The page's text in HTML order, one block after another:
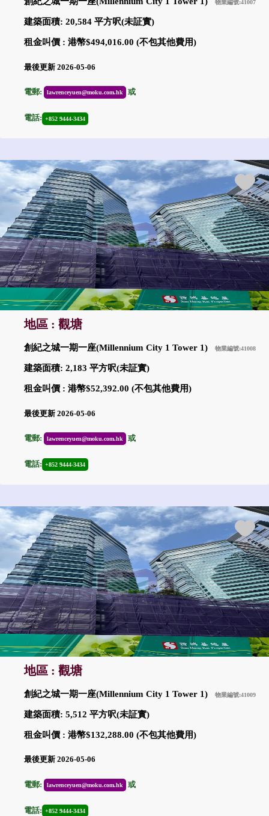
物業編號:41007
建築面積: 20,584 平方呎(未証實)
租金叫價 : 港幣$494,016.00 (不包其他費用)
最後更新 2026-05-06
電郵: lawrenceyuen@moku.com.hk 或
電話: +852 9444-3434
地區 : 觀塘
創紀之城一期一座(Millennium City 1 Tower 1) 物業編號:41008
建築面積: 2,183 平方呎(未証實)
租金叫價 : 港幣$52,392.00 (不包其他費用)
最後更新 2026-05-06
電郵: lawrenceyuen@moku.com.hk 或
電話: +852 9444-3434
地區 : 觀塘
創紀之城一期一座(Millennium City 1 Tower 1) 物業編號:41009
建築面積: 5,512 平方呎(未証實)
租金叫價 : 港幣$132,288.00 (不包其他費用)
最後更新 2026-05-06
電郵: lawrenceyuen@moku.com.hk 或
電話: +852 9444-3434